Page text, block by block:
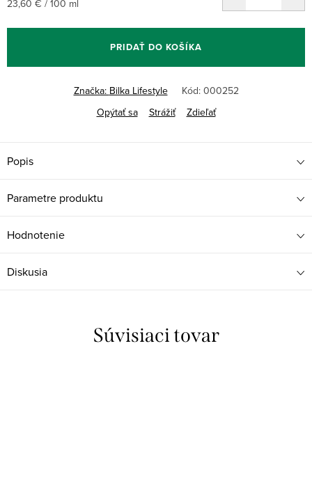
Jednotková
23,60 € / 100 ml
PRIDAŤ DO KOŠÍKA
Značka: Bilka Lifestyle Kód: 000252
Opýtať sa
Strážiť Zdieľať
Popis
Parametre produktu
Hodnotenie
Diskusia
Súvisiaci tovar